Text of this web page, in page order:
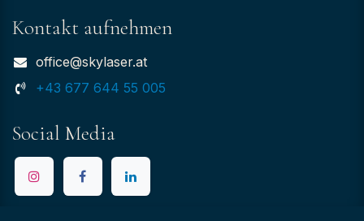
Kontakt aufnehmen
office@skylaser.at
+43 677 644 55 005
Social Media